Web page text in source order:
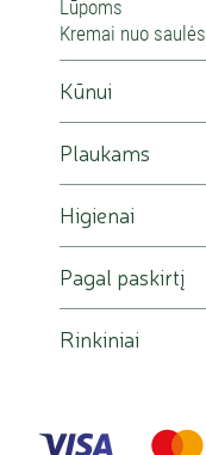
Lūpoms
Kremai nuo saulės
Kūnui
Plaukams
Higienai
Pagal paskirtį
Rinkiniai